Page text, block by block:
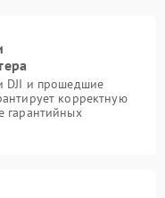
DJI и прошедшие
корректную
гарантийных